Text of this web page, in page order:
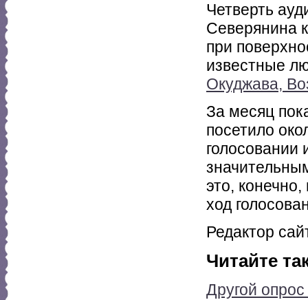
Четверть
Северянина
при
известные
Окуджава,
За месяц
посетило
голосовании
это,
ход
Редактор
Читайте
Другой